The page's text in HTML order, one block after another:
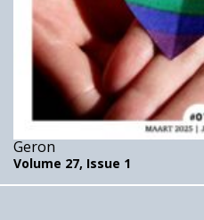
Geron
Volume 27, Issue 1